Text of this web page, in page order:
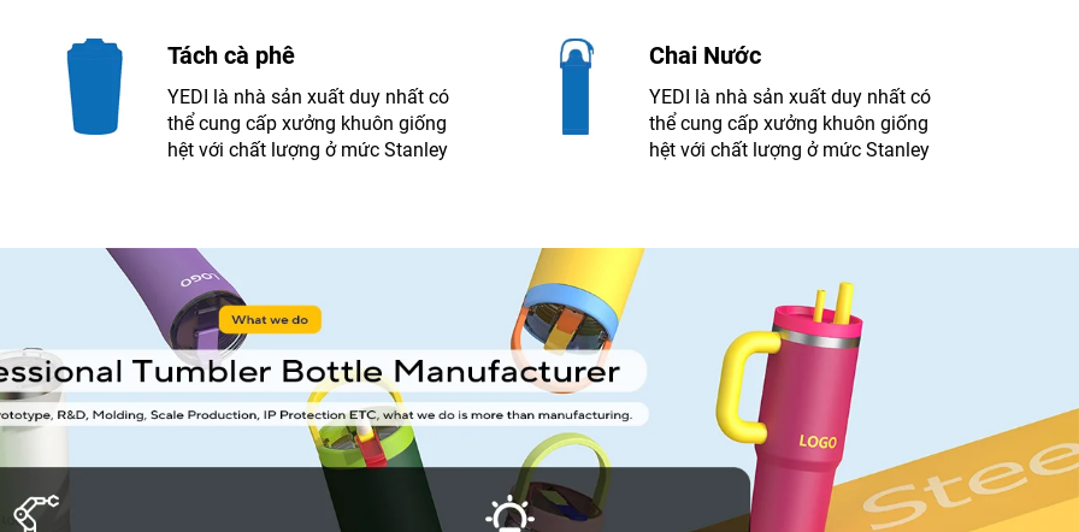
Tách cà phê
YEDI là nhà sản xuất duy nhất có
thể cung cấp xưởng khuôn giống
hệt với chất lượng ở mức Stanley
Chai Nước
YEDI là nhà sản xuất duy nhất có
thể cung cấp xưởng khuôn giống
hệt với chất lượng ở mức Stanley